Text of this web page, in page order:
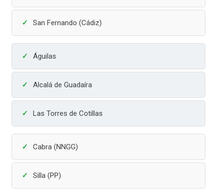
San Fernando (Cádiz)
Águilas
Alcalá de Guadaíra
Las Torres de Cotillas
Cabra (NNGG)
Silla (PP)